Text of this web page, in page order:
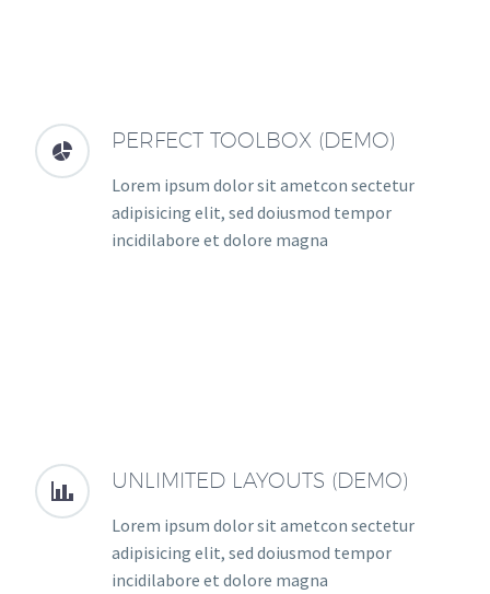

 PERFECT TOOLBOX (DEMO)
Lorem ipsum dolor sit ametcon sectetur
adipisicing elit, sed doiusmod tempor
incidilabore et dolore magna

 UNLIMITED LAYOUTS (DEMO)
Lorem ipsum dolor sit ametcon sectetur
adipisicing elit, sed doiusmod tempor
incidilabore et dolore magna